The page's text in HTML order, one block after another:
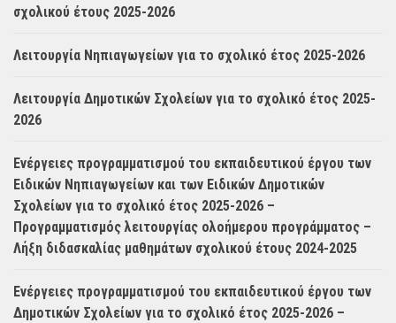
σχολικού έτους 2025-2026
Λειτουργία Νηπιαγωγείων για το σχολικό έτος 2025-2026
Λειτουργία Δημοτικών Σχολείων για το σχολικό έτος 2025-
2026
Ενέργειες προγραμματισμού του εκπαιδευτικού έργου των
Ειδικών Νηπιαγωγείων και των Ειδικών Δημοτικών
Σχολείων για το σχολικό έτος 2025-2026 –
Προγραμματισμός λειτουργίας ολοήμερου προγράμματος –
Λήξη διδασκαλίας μαθημάτων σχολικού έτους 2024-2025
Ενέργειες προγραμματισμού του εκπαιδευτικού έργου των
Δημοτικών Σχολείων για το σχολικό έτος 2025-2026 –